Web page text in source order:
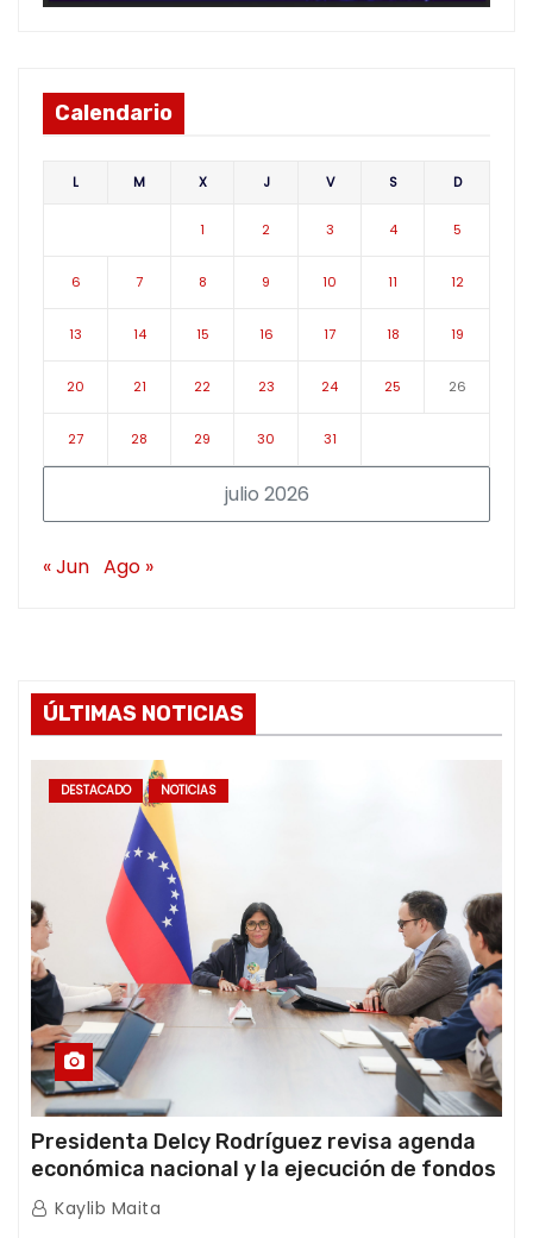
Calendario
julio 2026
L M X J V S D
1 2 3 4 5
6 7 8 9 10 11 12
13 14 15 16 17 18 19
20 21 22 23 24 25 26
27 28 29 30 31
« Jun Ago »
ÚLTIMAS NOTICIAS
DESTACADO NOTICIAS
Presidenta Delcy Rodríguez revisa agenda
económica nacional y la ejecución de fondos
de emergencia post-sismos
Kaylib Maita